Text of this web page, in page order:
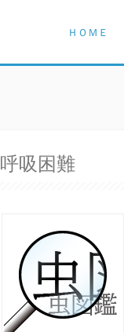
ＨＯＭＥ
呼吸困難